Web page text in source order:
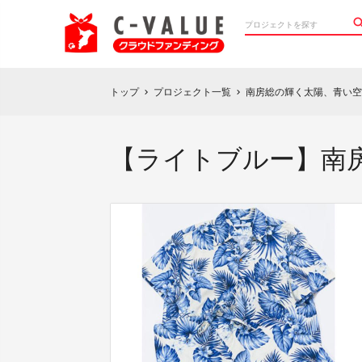
トップ chevron_right プロジェクト一覧 chevron_right 南房総の輝く太陽、青い
【ライトブルー】